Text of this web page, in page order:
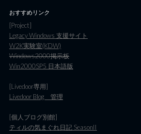
おすすめリンク
[Project]
Legacy Windows 支援サイト
W2K実験室(KDW)
Windows2000掲示板
Win2000SP5 日本語版
[Livedoor専用]
Livedoor Blog 管理
[個人ブログ別館]
ティルの気まぐれ日記 SeasonII